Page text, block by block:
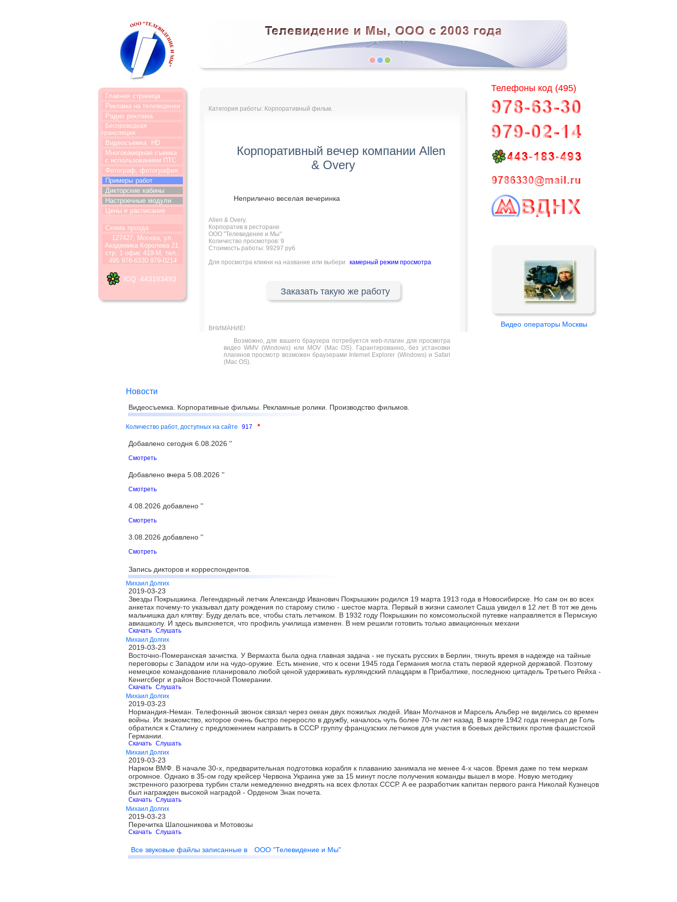
Главная страница
Реклама на телевидении
Радио реклама
Беспроводная
трансляция
Видеосъемка
HD
Многокамерная съемка
с использованием ПТС
Фотограф, фотография
Примеры работ
Дикторские кабины
Настроечные модули
Цены и расписание
Схема прозда
127427, Москва, ул.
Академика Королева 21,
стр. 1 офис 419-М, тел.:
495 978-6330 979-0214
ICQ 443183493
Категория работы: Корпоративный фильм.
Корпоративный вечер компании Allen
& Overy
Неприлично веселая вечеринка
Allen & Overy.
Корпоратив в ресторане
ООО "Телевидение и Мы"
Количество просмотров: 9
Стоимость работы: 99297 руб
Для просмотра кликни на название или выбери
камерный режим просмотра
Заказать такую же работу
ВНИМАНИЕ!
Возможно, для вашего браузера потребуется web-плагин для просмотра
видео WMV (Windows) или MOV (Mac OS). Гарантированно, без установки
плагинов просмотр возможен браузерами Internet Explorer (Windows) и Safari
(Mac OS).
Телефоны код (495)
Видео операторы Москвы
Новости
Видеосъемка. Корпоративные фильмы. Рекламные ролики. Производство фильмов.
Количество работ, доступных на сайте 917 *
Добавлено сегодня 6.08.2026 ''
Смотреть
Добавлено вчера 5.08.2026 ''
Смотреть
4.08.2026 добавлено ''
Смотреть
3.08.2026 добавлено ''
Смотреть
Запись дикторов и корреспондентов.
Михаил Долгих
2019-03-23
Звезды Покрышкина. Легендарный летчик Александр Иванович Покрышкин родился 19 марта 1913 года в Новосибирске. Но сам он во всех
анкетах почему-то указывал дату рождения по старому стилю - шестое марта. Первый в жизни самолет Саша увидел в 12 лет. В тот же день
мальчишка дал клятву: Буду делать все, чтобы стать летчиком. В 1932 году Покрышкин по комсомольской путевке направляется в Пермскую
авиашколу. И здесь выясняется, что профиль училища изменен. В нем решили готовить только авиационных механи
Скачать Слушать
Михаил Долгих
2019-03-23
Восточно-Померанская зачистка. У Вермахта была одна главная задача - не пускать русских в Берлин, тянуть время в надежде на тайные
переговоры с Западом или на чудо-оружие. Есть мнение, что к осени 1945 года Германия могла стать первой ядерной державой. Поэтому
немецкое командование планировало любой ценой удерживать курляндский плацдарм в Прибалтике, последнюю цитадель Третьего Рейха -
Кенигсберг и район Восточной Померании.
Скачать Слушать
Михаил Долгих
2019-03-23
Нормандия-Неман. Телефонный звонок связал через океан двух пожилых людей. Иван Молчанов и Марсель Альбер не виделись со времен
войны. Их знакомство, которое очень быстро переросло в дружбу, началось чуть более 70-ти лет назад. В марте 1942 года генерал де Голь
обратился к Сталину с предложением направить в СССР группу французских летчиков для участия в боевых действиях против фашистской
Германии.
Скачать Слушать
Михаил Долгих
2019-03-23
Нарком ВМФ. В начале 30-х, предварительная подготовка корабля к плаванию занимала не менее 4-х часов. Время даже по тем меркам
огромное. Однако в 35-ом году крейсер Червона Украина уже за 15 минут после получения команды вышел в море. Новую методику
экстренного разогрева турбин стали немедленно внедрять на всех флотах СССР. А ее разработчик капитан первого ранга Николай Кузнецов
был награжден высокой наградой - Орденом Знак почета.
Скачать Слушать
Михаил Долгих
2019-03-23
Перечитка Шапошникова и Мотовозы
Скачать Слушать
Все звуковые файлы записанные в ООО "Телевидение и Мы"